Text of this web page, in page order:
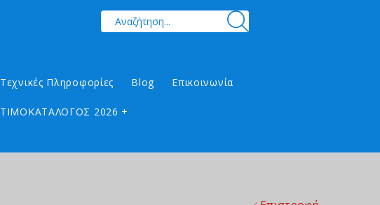
Τεχνικές Πληροφορίες Blog Επικοινωνία
ΤΙΜΟΚΑΤΑΛΟΓΟΣ 2026 +